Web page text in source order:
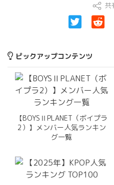
共
ピックアップコンテンツ
【BOYSⅡPLANET（ボイプラ
2）】メンバー人気ランキン
グ一覧